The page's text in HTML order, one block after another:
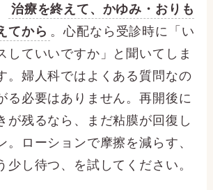
治療を終えて、かゆみ・おりも
てから 。心配なら受診時に「い
していいですか」と聞いてしま
。婦人科ではよくある質問なの
る必要はありません。再開後に
が残るなら、まだ粘膜が回復し
。ローションで摩擦を減らす、
少し待つ、を試してください。